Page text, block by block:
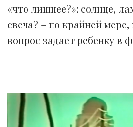
«что лишнее?»: солнце,
свеча? – по крайней
вопрос задает ребенку в